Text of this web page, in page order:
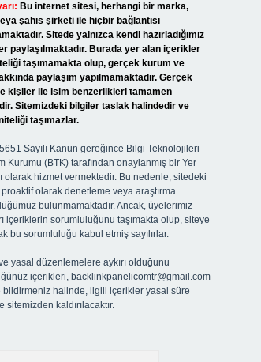
Bu internet sitesi, herhangi bir marka,
şahıs şirketi ile hiçbir bağlantısı
Sitede yalnızca kendi hazırladığımız
paylaşılmaktadır. Burada yer alan içerikler
taşımamakta olup, gerçek kurum ve
paylaşım yapılmamaktadır. Gerçek
kişiler ile isim benzerlikleri tamamen
Sitemizdeki bilgiler taslak halindedir ve
taşımazlar.
Sayılı Kanun gereğince Bilgi Teknolojileri
Kurumu (BTK) tarafından onaylanmış bir Yer
olarak hizmet vermektedir. Bu nedenle, sitedeki
olarak denetleme veya araştırma
bulunmamaktadır. Ancak, üyelerimiz
içeriklerin sorumluluğunu taşımakta olup, siteye
bu sorumluluğu kabul etmiş sayılırlar.
yasal düzenlemelere aykırı olduğunu
içerikleri, backlinkpanelicomtr@gmail.com
bildirmeniz halinde, ilgili içerikler yasal süre
sitemizden kaldırılacaktır.